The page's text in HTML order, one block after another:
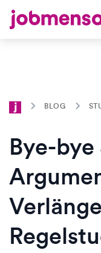
BLOG
Bye-bye